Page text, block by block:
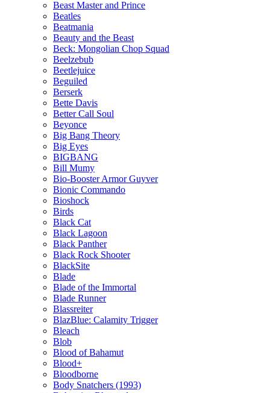
Beast Master and Prince
Beatles
Beatmania
Beauty and the Beast
Beck: Mongolian Chop Squad
Beelzebub
Beetlejuice
Beguiled
Berserk
Bette Davis
Better Call Soul
Beyonce
Big Bang Theory
Big Eyes
BIGBANG
Bill Mumy
Bio-Booster Armor Guyver
Bionic Commando
Bioshock
Birds
Black Cat
Black Lagoon
Black Panther
Black Rock Shooter
BlackSite
Blade
Blade of the Immortal
Blade Runner
Blassreiter
BlazBlue: Calamity Trigger
Bleach
Blob
Blood of Bahamut
Blood+
Bloodborne
Body Snatchers (1993)